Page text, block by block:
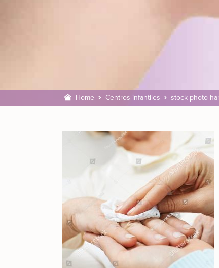
Home Centros infantiles stock-photo-